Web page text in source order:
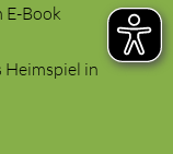
E-Book
Heimspiel in